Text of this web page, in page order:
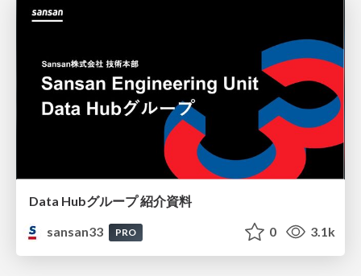
Data Hubグループ 紹介資料
sansan33
PRO 0 3.1k